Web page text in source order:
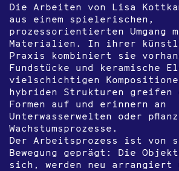
Die Arbeiten von Lisa
aus einem spielerischen,
prozessorientierten Umgang
Materialien. In ihrer
Praxis kombiniert sie
Fundstücke und keramische
vielschichtigen
hybriden Strukturen greifen
Formen auf und erinnern an
Unterwasserwelten oder
Wachstumsprozesse.
Der Arbeitsprozess ist von
Bewegung geprägt: Die
sich, werden neu arrangiert